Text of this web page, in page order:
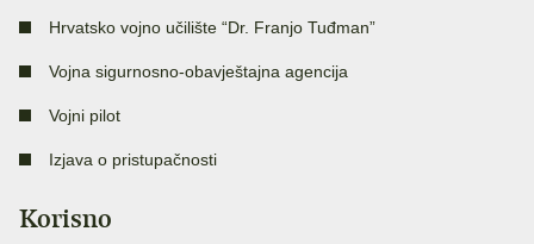
Hrvatsko vojno učilište “Dr. Franjo Tuđman”
Vojna sigurnosno-obavještajna agencija
Vojni pilot
Izjava o pristupačnosti
Korisno